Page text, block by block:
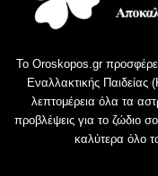
Το Oroskopos.gr
Εναλλακτικής
λεπτομέρεια όλα τα
προβλέψεις για το ζώδιο
καλύτερα όλο